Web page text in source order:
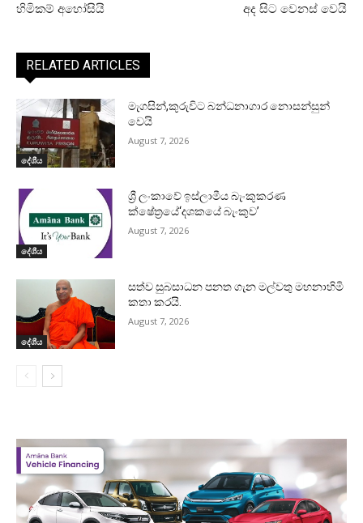
හිමිකම් අහෝසියි
අද සිට වෙනස් වෙයි
RELATED ARTICLES
දේශීය
මැගසින්,කුරුවිට බන්ධනාගාර නොසන්සුන්
වෙයි
August 7, 2026
දේශීය
ශ්‍රී ලංකාවේ ඉස්ලාමීය බැංකුකරණ
ක්ෂේත්‍රයේ‘දශකයේ බැංකුව’
August 7, 2026
දේශීය
සත්ව සුබසාධන පනත ගැන මල්වතු මහනාහිමි
කතා කරයි.
August 7, 2026